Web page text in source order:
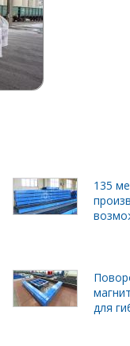
135
для